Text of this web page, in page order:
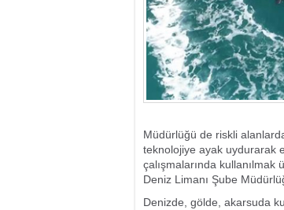
Müdürlüğü de riskli
teknolojiye ayak uydurarak
çalışmalarında
Deniz Limanı Şube
Denizde, gölde, akarsuda